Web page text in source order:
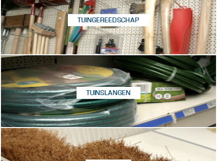
TUINGEREEDSCHAP
TUINSLANGEN